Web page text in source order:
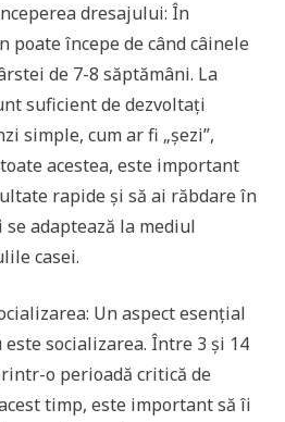
dresajului: În
poate începe de când câinele
de 7-8 săptămâni. La
suficient de dezvoltați
simple, cum ar fi „șezi”,
toate acestea, este important
rapide și să ai răbdare în
adaptează la mediul
casei.
Un aspect esențial
socializarea. Între 3 și 14
o perioadă critică de
timp, este important să îi